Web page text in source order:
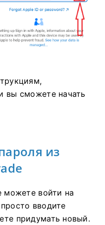
вы сможете начать
из
можете войти на
вводите
придумать новый.